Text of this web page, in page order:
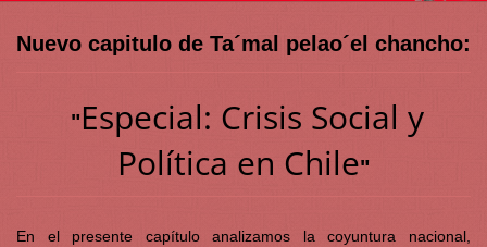
Nuevo capitulo de Ta´mal pelao´el chancho:
"Especial: Crisis Social y
Política en Chile"
En el presente capítulo analizamos la coyuntura nacional,